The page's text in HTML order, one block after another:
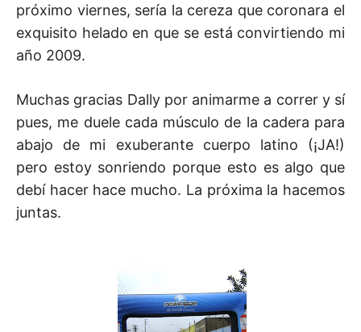
próximo viernes, sería la cereza que coronara el
exquisito helado en que se está convirtiendo mi
año 2009.
Muchas gracias Dally por animarme a correr y sí
pues, me duele cada músculo de la cadera para
abajo de mi exuberante cuerpo latino (¡JA!)
pero estoy sonriendo porque esto es algo que
debí hacer hace mucho. La próxima la hacemos
juntas.